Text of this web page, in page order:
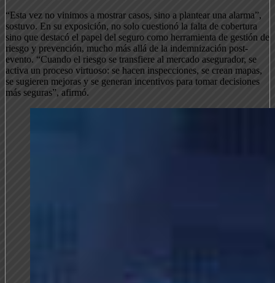
“Esta vez no vinimos a mostrar casos, sino a plantear una alarma”,
sostuvo. En su exposición, no solo cuestionó la falta de cobertura
sino que destacó el papel del seguro como herramienta de gestión de
riesgo y prevención, mucho más allá de la indemnización post-
evento. “Cuando el riesgo se transfiere al mercado asegurador, se
activa un proceso virtuoso: se hacen inspecciones, se crean mapas,
se sugieren mejoras y se generan incentivos para tomar decisiones
más seguras”, afirmó.